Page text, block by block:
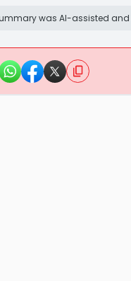
was AI-assisted